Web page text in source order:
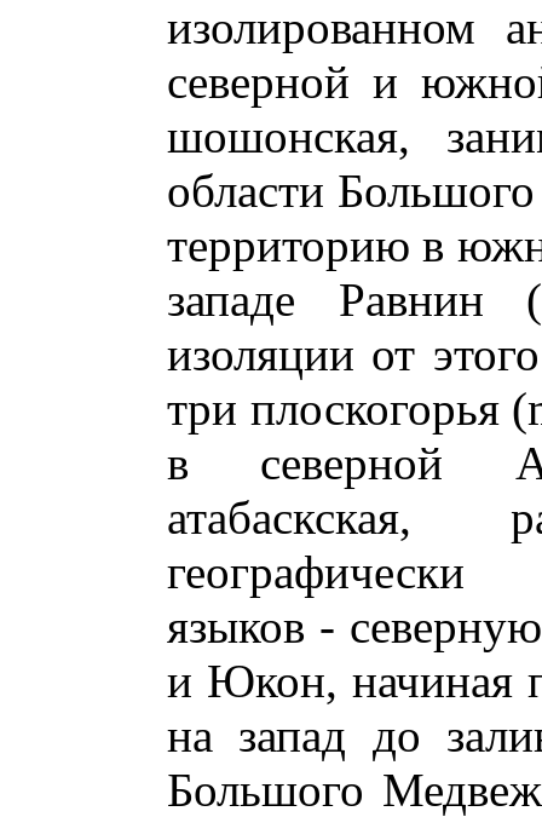
изолированном
северной и
шошонская,
области
территорию в
западе
изоляции от
три плоскогорья
в северной
языков -
и Юкон, начиная
на запад до
Большого